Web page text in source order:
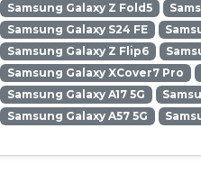
Samsung Galaxy Z Fold5
Samsung Galaxy S24 FE
Samsung Galaxy Z Flip6
Samsung Galaxy XCover7 Pro
Samsung Galaxy A17 5G
Samsung Galaxy A57 5G